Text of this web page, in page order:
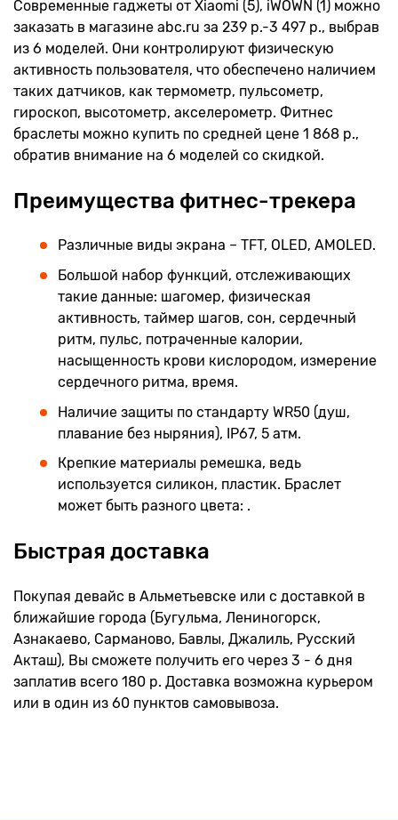
Современные гаджеты от Xiaomi (5), iWOWN (1) можно
заказать в магазине abc.ru за 239 р.-3 497 р., выбрав
из 6 моделей. Они контролируют физическую
активность пользователя, что обеспечено наличием
таких датчиков, как термометр, пульсометр,
гироскоп, высотометр, акселерометр. Фитнес
браслеты можно купить по средней цене 1 868 р.,
обратив внимание на 6 моделей со скидкой.
Преимущества фитнес-трекера
Различные виды экрана – TFT, OLED, AMOLED.
Большой набор функций, отслеживающих
такие данные: шагомер, физическая
активность, таймер шагов, сон, сердечный
ритм, пульс, потраченные калории,
насыщенность крови кислородом, измерение
сердечного ритма, время.
Наличие защиты по стандарту WR50 (душ,
плавание без ныряния), IP67, 5 атм.
Крепкие материалы ремешка, ведь
используется силикон, пластик. Браслет
может быть разного цвета: .
Быстрая доставка
Покупая девайс в Альметьевске или с доставкой в
ближайшие города (Бугульма, Лениногорск,
Азнакаево, Сарманово, Бавлы, Джалиль, Русский
Акташ), Вы сможете получить его через 3 - 6 дня
заплатив всего 180 р. Доставка возможна курьером
или в один из 60 пунктов самовывоза.